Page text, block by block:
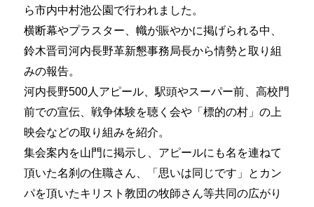
ら市内中村池公園で行われました。
横断幕やプラスター、幟が賑やかに掲げられる中、
鈴木晋司河内長野革新懇事務局長から情勢と取り組
みの報告。
河内長野500人アピール、駅頭やスーパー前、高校門
前での宣伝、戦争体験を聴く会や「標的の村」の上
映会などの取り組みを紹介。
集会案内を山門に掲示し、アピールにも名を連ねて
頂いた名刹の住職さん、「思いは同じです」とカン
パを頂いたキリスト教団の牧師さん等共同の広がり